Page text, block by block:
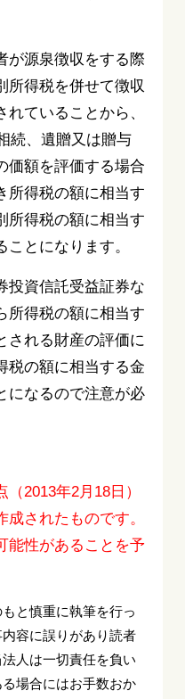
が源泉徴収をする際
所得税を併せて徴収
ていることから、
続、遺贈又は贈与
価額を評価する場合
所得税の額に相当す
所得税の額に相当す
とになります。
投資信託受益証券な
所得税の額に相当す
される財産の評価に
税の額に相当する金
になるので注意が必
2013年2月18日）
されたものです。
能性があることを予
と慎重に執筆を行っ
容に誤りがあり読者
人は一切責任を負い
場合にはお手数おか